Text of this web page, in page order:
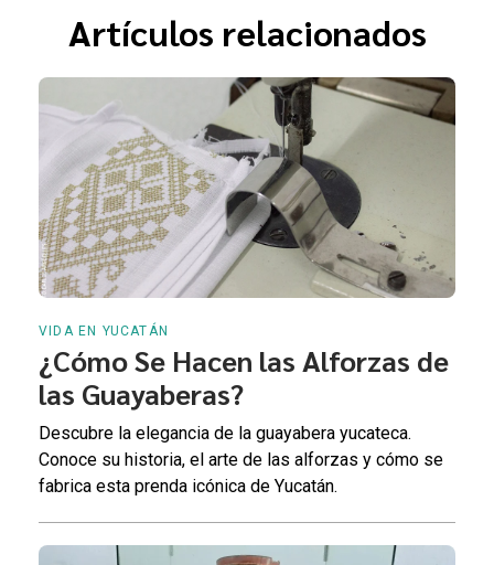
Artículos relacionados
VIDA EN YUCATÁN
¿Cómo Se Hacen las Alforzas de
las Guayaberas?
Descubre la elegancia de la guayabera yucateca.
Conoce su historia, el arte de las alforzas y cómo se
fabrica esta prenda icónica de Yucatán.